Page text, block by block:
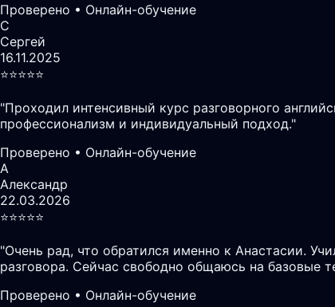
Проверено • Онлайн-обучение
С
Сергей
16.11.2025
⭐️⭐️⭐️⭐️⭐️
"Проходил интенсивный курс разговорного
профессионализм и индивидуальный подход."
Проверено • Онлайн-обучение
А
Александр
22.03.2026
⭐️⭐️⭐️⭐️⭐️
"Очень рад, что обратился именно к Анастасии.
разговора. Сейчас свободно общаюсь на базовые
Проверено • Онлайн-обучение